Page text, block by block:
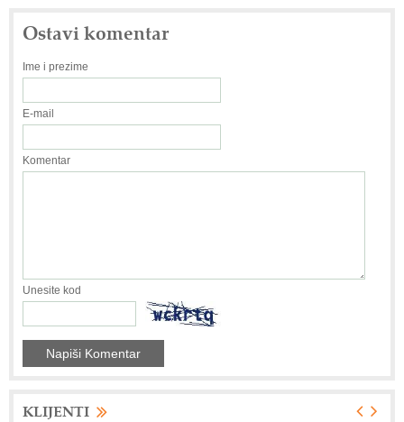
Ostavi komentar
Ime i prezime
E-mail
Komentar
Unesite kod
KLIJENTI